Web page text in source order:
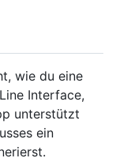
wie du eine
Interface,
unterstützt
ein